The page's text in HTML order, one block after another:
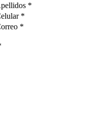
*
*
*